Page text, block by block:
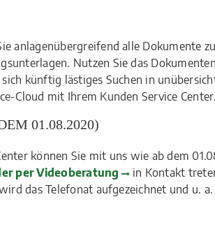
anlagenübergreifend alle Dokumente
Nutzen Sie das
künftig lästiges Suchen in
Cloud mit Ihrem Kunden Service Center.
01.08.2020)
können Sie mit uns wie ab dem
per Videoberatung
in Kontakt
das Telefonat aufgezeichnet und u.